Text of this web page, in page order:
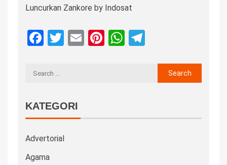
Luncurkan Zankore by Indosat
Facebook
Twitter
EmailPinterest
WhatsApp
KATEGORI
Advertorial
Agama